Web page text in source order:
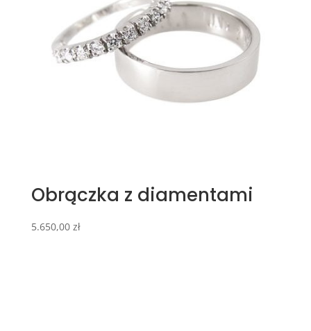
Obrączka z diamentami
5.650,00 zł